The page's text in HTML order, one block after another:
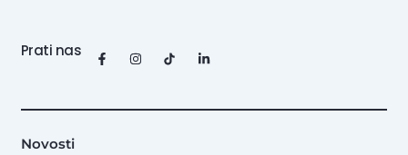
Prati nas
F
a
o
I
n
g
i
d
Novosti